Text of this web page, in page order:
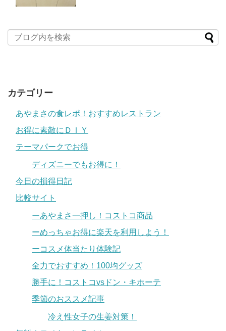
カテゴリー
あやまさの食レポ！おすすめレストラン
お得に素敵にＤＩＹ
テーマパークでお得
ディズニーでもお得に！
今日の損得日記
比較サイト
ーあやまさ一押し！コストコ商品
ーめっちゃお得に楽天を利用しよう！
ーコスメ体当たり体験記
全力でおすすめ！100均グッズ
勝手に！コストコvsドン・キホーテ
季節のおススメ記事
冷え性女子の生姜対策！